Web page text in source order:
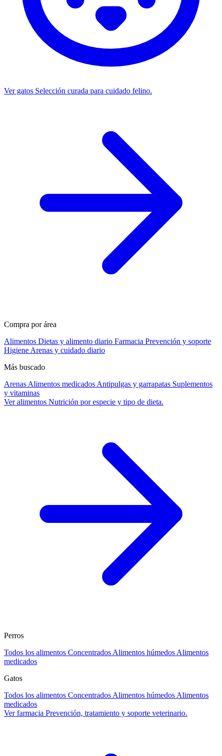
Ver gatos Selección curada para cuidado felino.
Compra por área
Alimentos Dietas y alimento diario Farmacia Prevención y soporte
Higiene Arenas y cuidado diario
Más buscado
Arenas Alimentos medicados Antipulgas y garrapatas Suplementos
y vitaminas
Ver alimentos Nutrición por especie y tipo de dieta.
Perros
Todos los alimentos Concentrados Alimentos húmedos Alimentos
medicados
Gatos
Todos los alimentos Concentrados Alimentos húmedos Alimentos
medicados
Ver farmacia Prevención, tratamiento y soporte veterinario.